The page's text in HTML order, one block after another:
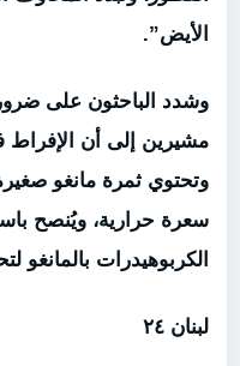
الأيض”.
وشدد الباحثون على
مشيرين إلى أن الإفراط
سعرة حرارية، ويُنصح
الكربوهيدرات بالمانغو
لبنان